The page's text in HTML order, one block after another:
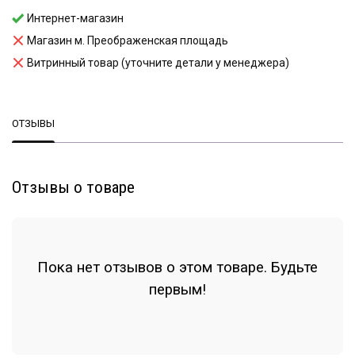
Интернет-магазин
Магазин м. Преображенская площадь
Витринный товар (уточните детали у менеджера)
ОТЗЫВЫ
Отзывы о товаре
Пока нет отзывов о этом товаре. Будьте
первым!